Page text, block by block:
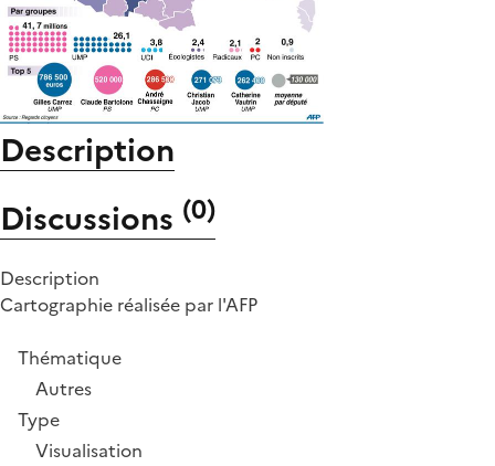
Description
Discussions (0)
Description
Cartographie réalisée par l'AFP
Thématique
Autres
Type
Visualisation